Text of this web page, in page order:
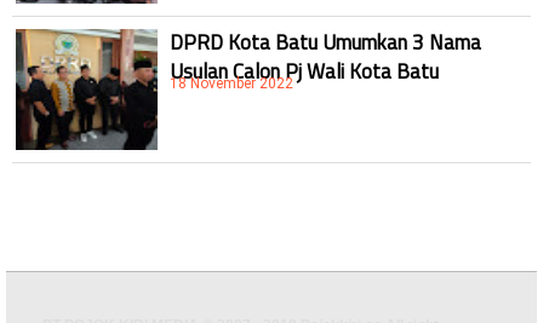
DPRD Kota Batu Umumkan 3 Nama
Usulan Calon Pj Wali Kota Batu
18 November 2022